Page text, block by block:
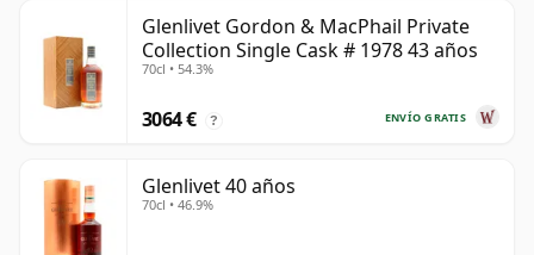
Glenlivet Gordon & MacPhail Private
Collection Single Cask # 1978 43 años
70cl • 54.3%
ENVÍO GRATIS
3064 € ?
Glenlivet 40 años
70cl • 46.9%